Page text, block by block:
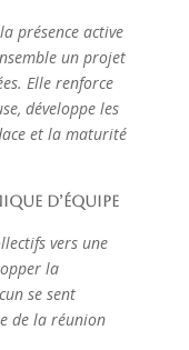
présence active
un projet
Elle renforce
développe les
et la maturité
d’équipe
vers une
la
se sent
de la réunion